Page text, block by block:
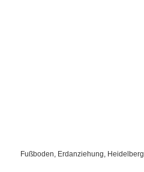
Fußboden, Erdanziehung, Heidelberg